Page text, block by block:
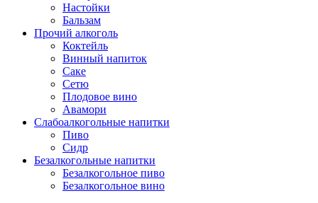
Настойки
Бальзам
Прочий алкоголь
Коктейль
Винный напиток
Саке
Сетю
Плодовое вино
Авамори
Слабоалкогольные напитки
Пиво
Сидр
Безалкогольные напитки
Безалкогольное пиво
Безалкогольное вино